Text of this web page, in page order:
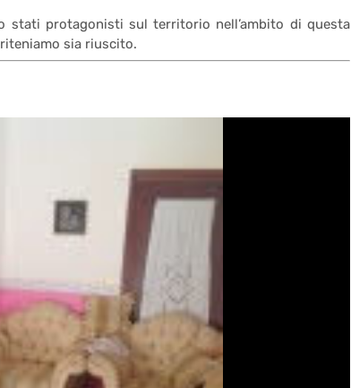
stati protagonisti sul territorio nell’ambito di questa
sia riuscito.